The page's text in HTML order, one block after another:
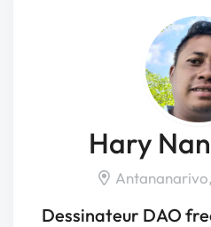
Hary
Dessinateur DAO